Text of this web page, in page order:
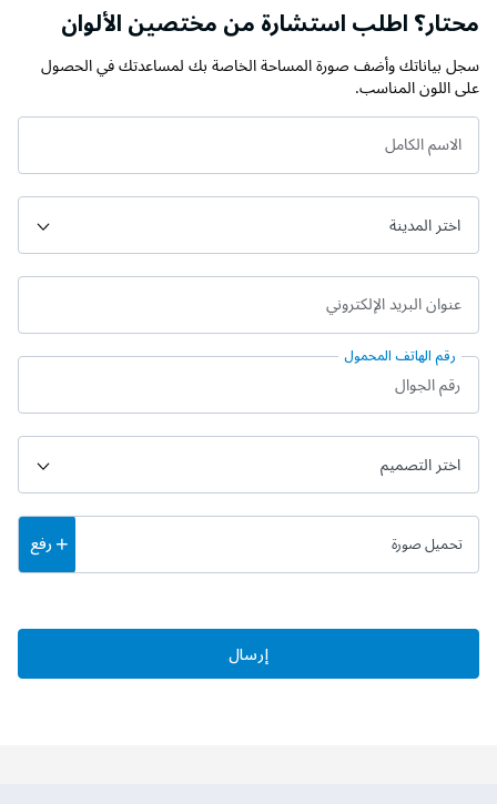
محتار؟ اطلب استشارة من مختصين الألوان
سجل بياناتك وأضف صورة المساحة الخاصة بك لمساعدتك في الحصول
على اللون المناسب.
الاسم الكامل
عنوان البريد الإلكتروني
رقم الهاتف المحمول
تحميل صورة رفع
إرسال